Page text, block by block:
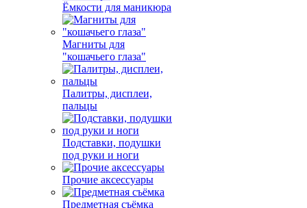
Ёмкости для маникюра
Магниты для
"кошачьего глаза"
Палитры, дисплеи,
пальцы
Подставки, подушки
под руки и ноги
Прочие аксессуары
Предметная съёмка